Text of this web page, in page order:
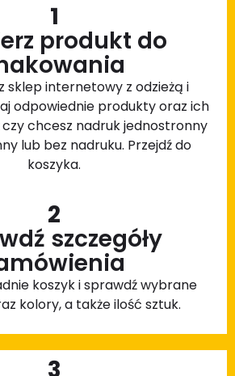
1
produkt do
sklep internetowy z odzieżą i
odpowiednie produkty oraz ich
chcesz nadruk jednostronny
lub bez nadruku. Przejdź do
koszyka.
2
szczegóły
koszyk i sprawdź wybrane
kolory, a także ilość sztuk.